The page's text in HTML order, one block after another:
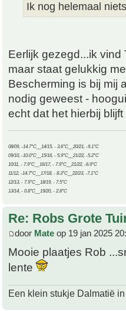
Ik nog helemaal
Eerlijk gezegd...ik vind
maar staat gelukkig
Bescherming is bij mij
nodig geweest -
echt dat het hierbij
08/09, -14.7°C__14/15, - 3.6°C__20/21, -9.1°C
09/10, -10.0°C__15/16, - 5.9°C__21/22, -5.2°C
10/11, - 7.9°C__16/17, - 7.9°C__21/22, -6.9°C
11/12, -14.7°C__17/18, - 8.3°C__22/23, -7.1°C
12/13, - 7.9°C__18/19, - 7.5°C
13/14, - 0.8°C__19/20, - 2.8°C
Re: Robs Grote
door Mate op 19 jan 2025
Mooie plaatjes Rob
lente
Een klein stukje Dalmatië